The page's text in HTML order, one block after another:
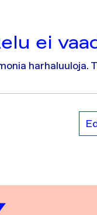
ei
harhaluuloja.